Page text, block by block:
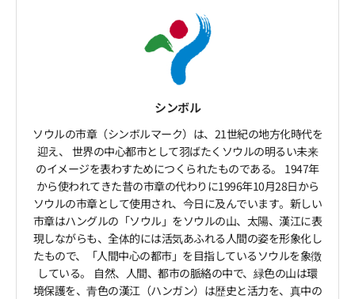
シンボル
ソウルの市章（シンボルマーク）は、21世紀の地方化時代を
迎え、 世界の中心都市として羽ばたくソウルの明るい未来
のイメージを表わすためにつくられたものである。 1947年
から使われてきた昔の市章の代わりに1996年10月28日から
ソウルの市章として使用され、今日に及んでいます。新しい
市章はハングルの「ソウル」をソウルの山、太陽、漢江に表
現しながらも、全体的には活気あふれる人間の姿を形象化し
たもので、「人間中心の都市」を目指しているソウルを象徴
している。 自然、人間、都市の脈絡の中で、緑色の山は環
境保護を、青色の漢江（ハンガン）は歴史と活力を、真中の